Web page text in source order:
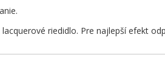
riedidlo. Pre najlepší efekt